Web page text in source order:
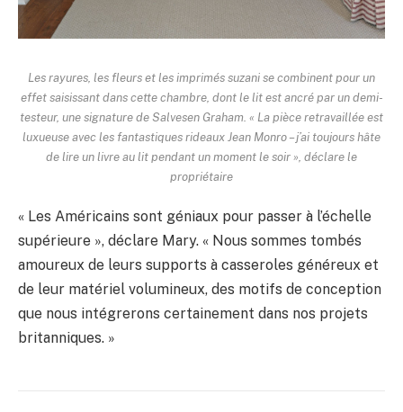
Les rayures, les fleurs et les imprimés suzani se combinent pour un
effet saisissant dans cette chambre, dont le lit est ancré par un demi-
testeur, une signature de Salvesen Graham. « La pièce retravaillée est
luxueuse avec les fantastiques rideaux Jean Monro – j’ai toujours hâte
de lire un livre au lit pendant un moment le soir », déclare le
propriétaire
« Les Américains sont géniaux pour passer à l’échelle
supérieure », déclare Mary. « Nous sommes tombés
amoureux de leurs supports à casseroles généreux et
de leur matériel volumineux, des motifs de conception
que nous intégrerons certainement dans nos projets
britanniques. »